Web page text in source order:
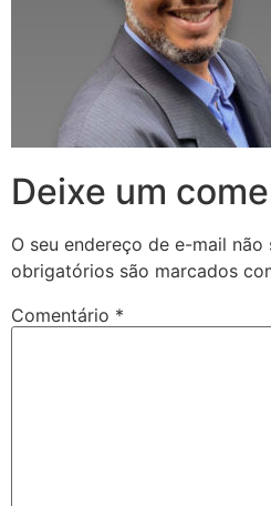
Deixe um
O seu endereço de e-mail não
obrigatórios são marcados
Comentário *